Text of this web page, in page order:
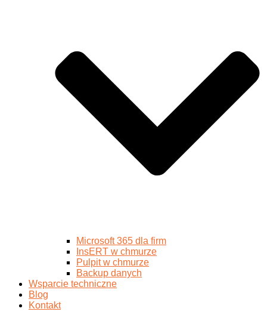
Microsoft 365 dla firm
InsERT w chmurze
Pulpit w chmurze
Backup danych
Wsparcie techniczne
Blog
Kontakt